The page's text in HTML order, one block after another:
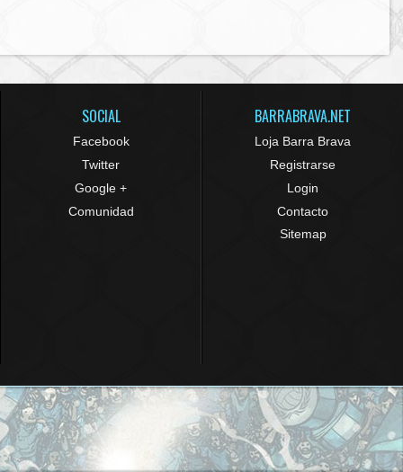
SOCIAL
Facebook
Twitter
Google +
Comunidad
BARRABRAVA.NET
Loja Barra Brava
Registrarse
Login
Contacto
Sitemap